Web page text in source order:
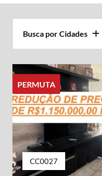
Busca por Cidades
PERMUTA
CC0027